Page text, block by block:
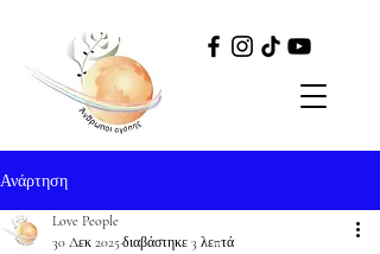
Ανάρτηση
Love People
30 Δεκ 2025διαβάστηκε 3 λεπτά